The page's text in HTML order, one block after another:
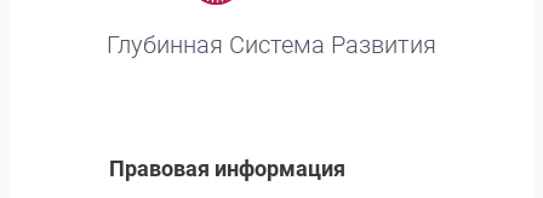
Глубинная Система Развития
Правовая информация